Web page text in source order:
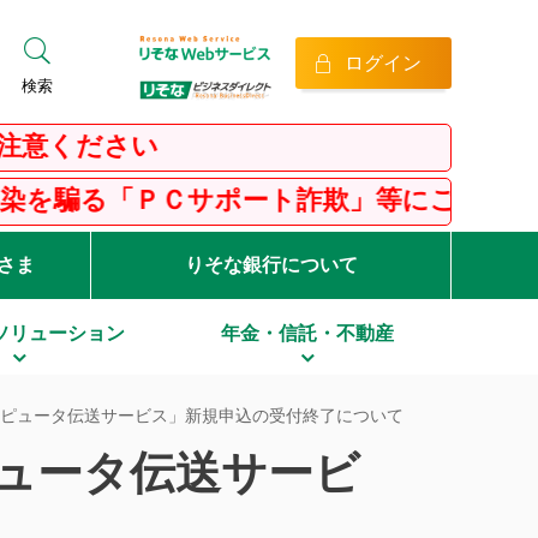
検索
ログイン
ださい
ＰＣサポート詐欺」等にご注意ください
ま りそな銀行について
リューション 年金・信託・不動産
ュータ伝送サービス」新規申込の受付終了について
ータ伝送サービ